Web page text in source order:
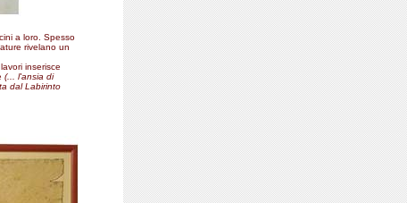
a loro. Spesso
rivelano un
inserisce
(... l'ansia di
dal Labirinto